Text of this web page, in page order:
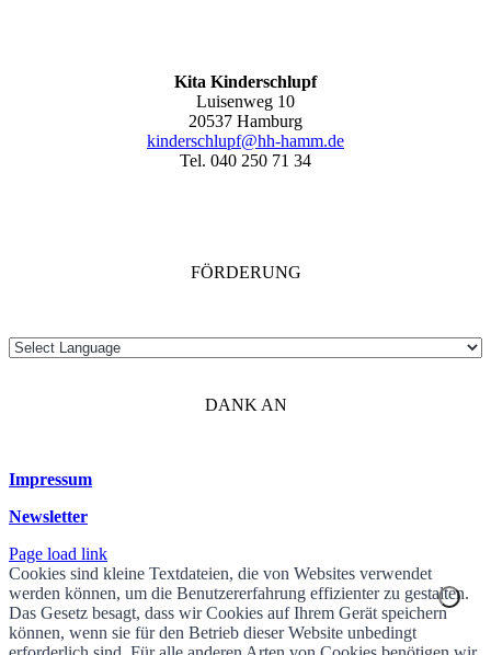
Kita Kinderschlupf
Luisenweg 10
20537 Hamburg
kinderschlupf@hh-hamm.de
Tel. 040 250 71 34
FÖRDERUNG
DANK AN
Impressum
Newsletter
Page load link
Cookies sind kleine Textdateien, die von Websites verwendet
werden können, um die Benutzererfahrung effizienter zu gestalten.
Das Gesetz besagt, dass wir Cookies auf Ihrem Gerät speichern
können, wenn sie für den Betrieb dieser Website unbedingt